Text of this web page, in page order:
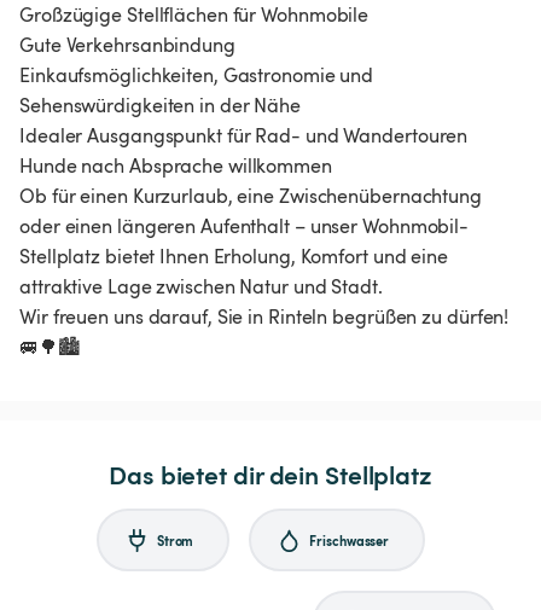
Großzügige Stellflächen für Wohnmobile
Gute Verkehrsanbindung
Einkaufsmöglichkeiten, Gastronomie und
Sehenswürdigkeiten in der Nähe
Idealer Ausgangspunkt für Rad- und Wandertouren
Hunde nach Absprache willkommen
Ob für einen Kurzurlaub, eine Zwischenübernachtung
oder einen längeren Aufenthalt – unser Wohnmobil-
Stellplatz bietet Ihnen Erholung, Komfort und eine
attraktive Lage zwischen Natur und Stadt.
Wir freuen uns darauf, Sie in Rinteln begrüßen zu dürfen!
🚐🌳🏙️
Das bietet dir dein Stellplatz
Strom Frischwasser